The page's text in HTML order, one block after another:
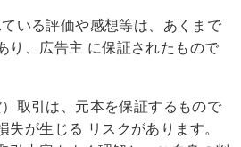
いる評価や感想等は、あくまで
り、広告主 に保証されたもので
取引は、元本を保証するもので
失が生じる リスクがあります。